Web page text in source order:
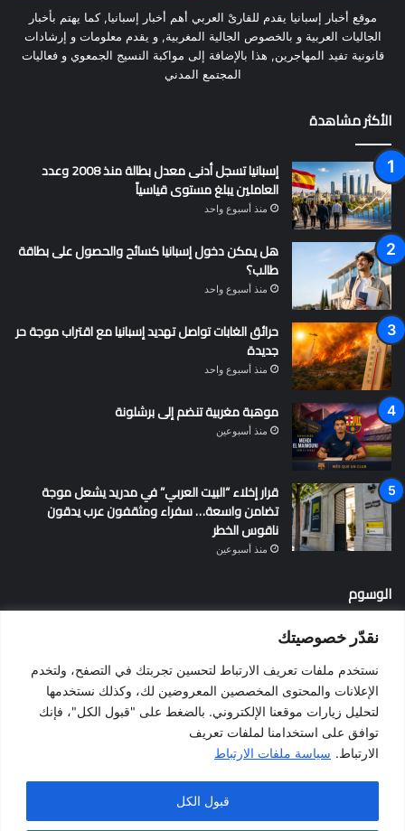
نقدّر خصوصيتك
نستخدم ملفات تعريف الارتباط لتحسين تجربتك في التصفح، ولتخدم
الإعلانات والمحتوى المخصصين المعروضين لك، وكذلك نستخدمها
لتحليل زيارات موقعنا الإلكتروني. بالضغط على "قبول الكل"، فإنك
توافق على استخدامنا لملفات تعريف
الارتباط. سياسة ملفات الارتباط
قبول الكل
موقع أخبار إسبانيا يقدم للقارىْ العربي أهم أخبار إسبانيا, كما يهتم بأخبار
الجاليات العربية و بالخصوص الجالية المغربية, و يقدم معلومات و إرشادات
قانونية تفيد المهاجرين, هذا بالإضافة إلى مواكبة النسيج الجمعوي و فعاليات
المجتمع المدني
الأكثر مشاهدة
إسبانيا تسجل أدنى معدل بطالة منذ 2008 وعدد
العاملين يبلغ مستوى قياسياً
منذ أسبوع واحد
هل يمكن دخول إسبانيا كسائح والحصول على بطاقة
طالب؟
منذ أسبوع واحد
حرائق الغابات تواصل تهديد إسبانيا مع اقتراب موجة حر
جديدة
منذ أسبوع واحد
موهبة مغربية تنضم إلى برشلونة
منذ أسبوعين
قرار إخلاء “البيت العربي” في مدريد يشعل موجة
تضامن واسعة… سفراء ومثقفون عرب يدقون
ناقوس الخطر
منذ أسبوعين
الوسوم
أخبار إسبانيا إسبانيا
الجالية المغربية الجنسية الإسبانية الحزب الاشتراكي الإسباني
المغرب المهاجرين الهجرة الهجرة إلى إسبانيا برشلونة
بيدرو سانشيز فالنسيا فيضانات